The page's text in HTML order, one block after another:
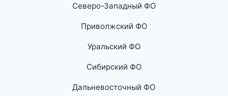
Северо-Западный ФО
Приволжский ФО
Уральский ФО
Сибирский ФО
Дальневосточный ФО